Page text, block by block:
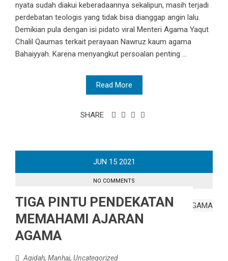
nyata sudah diakui keberadaannya sekalipun, masih terjadi
perdebatan teologis yang tidak bisa dianggap angin lalu.
Demikian pula dengan isi pidato viral Menteri Agama Yaqut
Chalil Qaumas terkait perayaan Nawruz kaum agama
Bahaiyyah. Karena menyangkut persoalan penting ...
Read More
SHARE
JUN 15 2021
NO COMMENTS
TIGA PINTU PENDEKATAN
MEMAHAMI AJARAN
AGAMA
Aqidah, Manhaj, Uncategorized